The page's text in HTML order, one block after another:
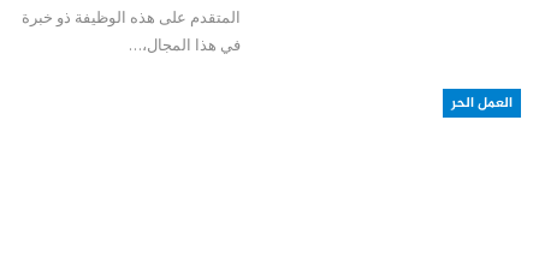
المتقدم على هذه الوظيفة ذو خبرة
في هذا المجال،…
العمل الحر